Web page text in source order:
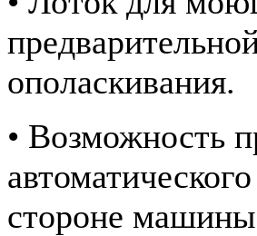
ополаскивания.
• Возможность
стороне